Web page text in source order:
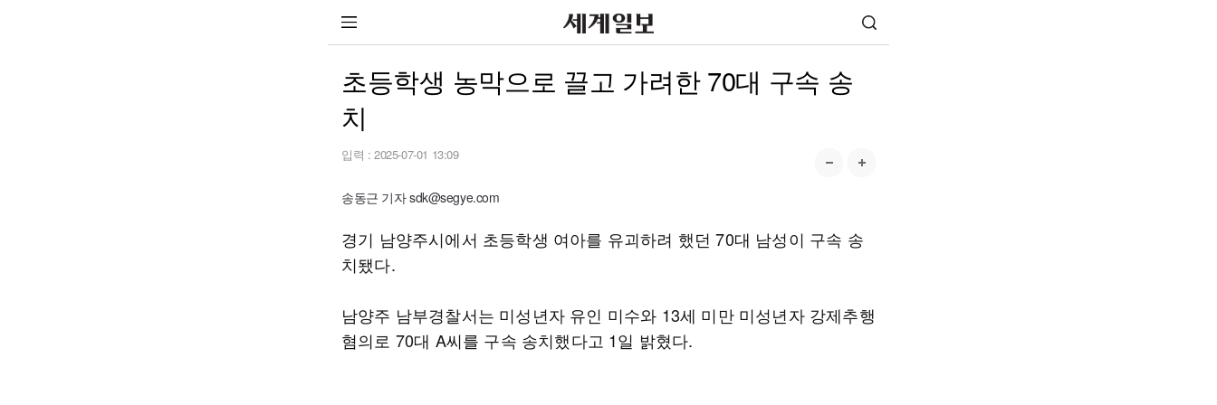
초등학생 농막으로 끌고 가려한 70대 구속 송
치
입력 : 2025-07-01 13:09
송동근 기자 sdk@segye.com
경기 남양주시에서 초등학생 여아를 유괴하려 했던 70대 남성이 구속 송
치됐다.
남양주 남부경찰서는 미성년자 유인 미수와 13세 미만 미성년자 강제추행
혐의로 70대 A씨를 구속 송치했다고 1일 밝혔다.